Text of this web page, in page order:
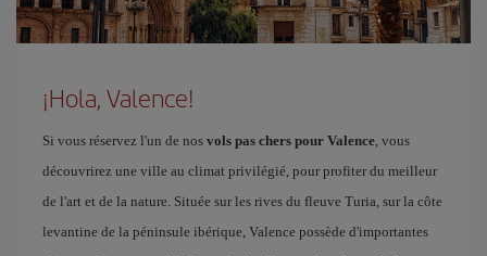
¡Hola, Valence!
Si vous réservez l'un de nos vols pas chers pour Valence, vous
découvrirez une ville au climat privilégié, pour profiter du meilleur
de l'art et de la nature. Située sur les rives du fleuve Turia, sur la côte
levantine de la péninsule ibérique, Valence possède d'importantes